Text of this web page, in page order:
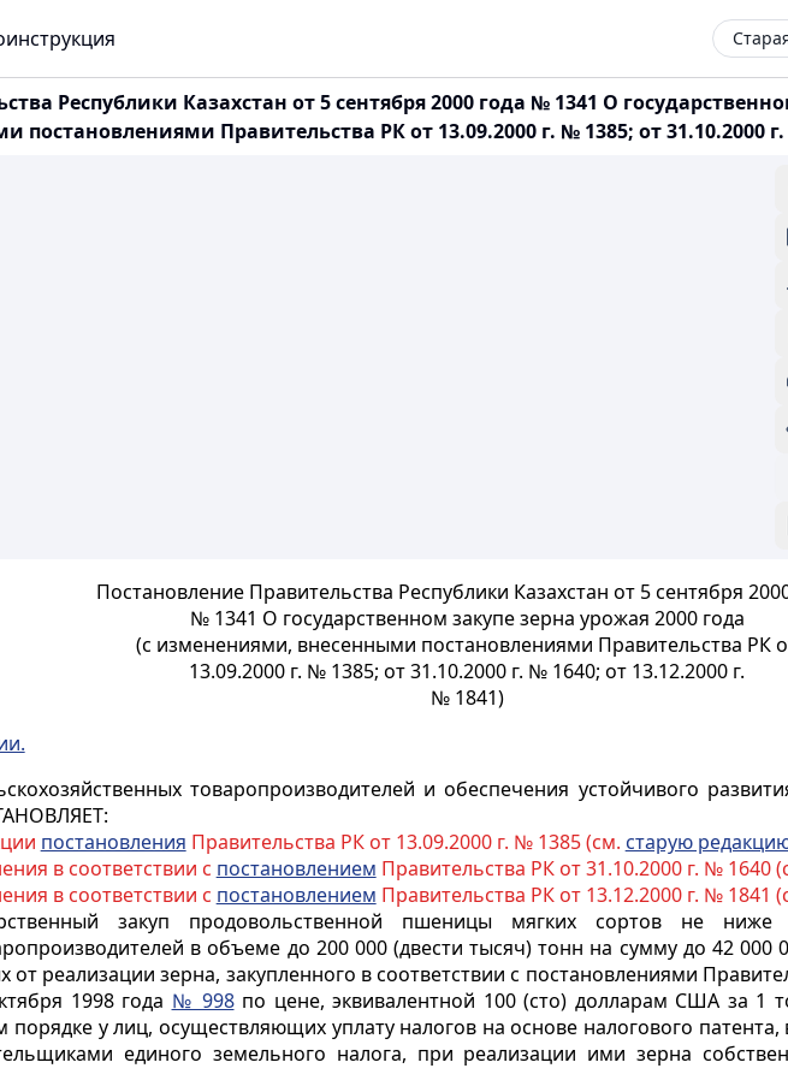
Республики Казахстан от 5 сентября 2000 года № 1341 О
Правительства РК от 13.09.2000 г. № 1385; от 31.10.2000 г.
Постановление Правительства Республики Казахстан от 5 сентября
№ 1341 О государственном закупе зерна урожая 2000 года
(с изменениями, внесенными постановлениями Правительства РК
13.09.2000 г. № 1385; от 31.10.2000 г. № 1640; от 13.12.2000 г.
№ 1841)
товаропроизводителей и обеспечения устойчивого
постановления Правительства РК от 13.09.2000 г. № 1385 (см. старую
в соответствии с постановлением Правительства РК от 31.10.2000 г. № 1640
в соответствии с постановлением Правительства РК от 13.12.2000 г. № 1841
закуп продовольственной пшеницы мягких сортов не
в объеме до 200 000 (двести тысяч) тонн на сумму до 42
реализации зерна, закупленного в соответствии с постановлениями
1998 года № 998по цене, эквивалентной 100 (сто) долларам США за 1
у лиц, осуществляющих уплату налогов на основе налогового
единого земельного налога, при реализации ими зерна